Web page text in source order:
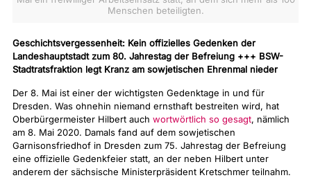
Menschen beteiligten.
Geschichtsvergessenheit: Kein offizielles Gedenken der
Landeshauptstadt zum 80. Jahrestag der Befreiung +++ BSW-
Stadtratsfraktion legt Kranz am sowjetischen Ehrenmal nieder
Der 8. Mai ist einer der wichtigsten Gedenktage in und für
Dresden. Was ohnehin niemand ernsthaft bestreiten wird, hat
Oberbürgermeister Hilbert auch wortwörtlich so gesagt, nämlich
am 8. Mai 2020. Damals fand auf dem sowjetischen
Garnisonsfriedhof in Dresden zum 75. Jahrestag der Befreiung
eine offizielle Gedenkfeier statt, an der neben Hilbert unter
anderem der sächsische Ministerpräsident Kretschmer teilnahm.